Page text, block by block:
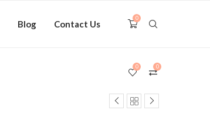
Blog Contact Us
0
0
0